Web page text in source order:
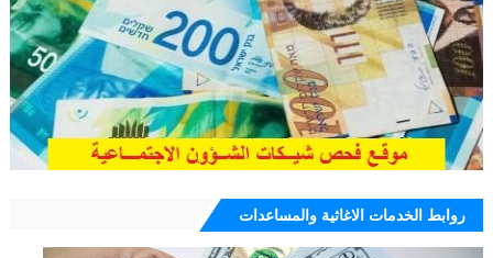
روابط الخدمات الاغاثية والمساعدات